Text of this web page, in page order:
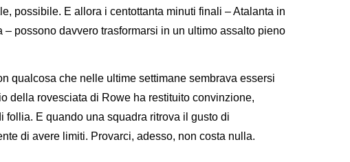
possibile. E allora i centottanta minuti finali – Atalanta in
– possono davvero trasformarsi in un ultimo assalto pieno
qualcosa che nelle ultime settimane sembrava essersi
della rovesciata di Rowe ha restituito convinzione,
follia. E quando una squadra ritrova il gusto di
di avere limiti. Provarci, adesso, non costa nulla.